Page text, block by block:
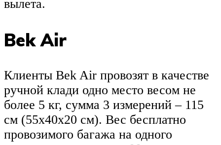
вылета.
Bek Air
Клиенты Bek Air провозят в качестве
ручной клади одно место весом не
более 5 кг, сумма 3 измерений – 115
см (55х40х20 см). Вес бесплатно
провозимого багажа на одного